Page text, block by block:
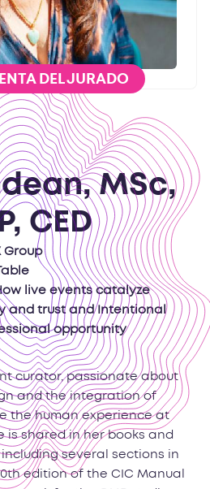
DEL JURADO
MSc,
CED
Group
live events catalyze
and trust and Intentional
opportunity
curator, passionate about
and the integration of
the human experience at
is shared in her books and
several sections in
edition of the CIC Manual